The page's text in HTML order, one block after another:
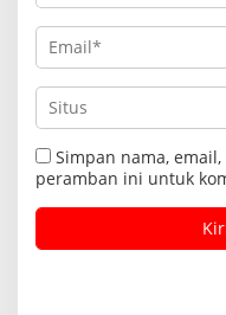
Simpan nama,
peramban ini untuk